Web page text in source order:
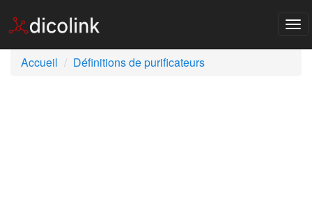
Accueil
Définitions de purificateurs